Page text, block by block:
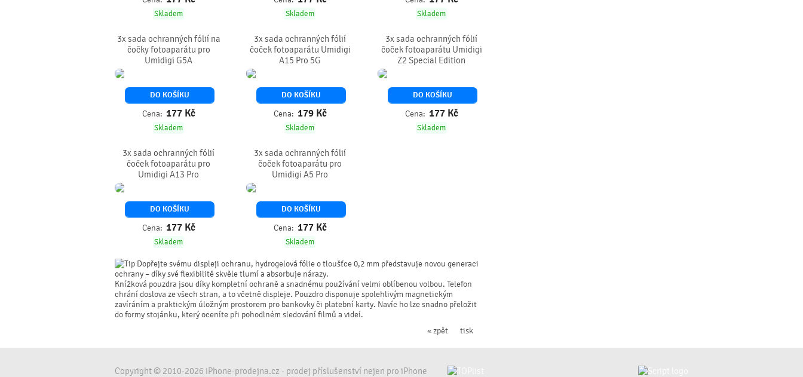
Skladem Skladem Skladem
3x sada ochranných fólií na
čočky fotoaparátu pro
Umidigi G5A
DO KOŠÍKU
Cena: 177 Kč
Skladem
3x sada ochranných fólií
čoček fotoaparátu Umidigi
A15 Pro 5G
DO KOŠÍKU
Cena: 179 Kč
Skladem
3x sada ochranných fólií
čoček fotoaparátu Umidigi
Z2 Special Edition
DO KOŠÍKU
Cena: 177 Kč
Skladem
3x sada ochranných fólií
čoček fotoaparátu pro
Umidigi A13 Pro
DO KOŠÍKU
Cena: 177 Kč
Skladem
3x sada ochranných fólií
čoček fotoaparátu pro
Umidigi A5 Pro
DO KOŠÍKU
Cena: 177 Kč
Skladem
Dopřejte svému displeji ochranu, hydrogelová fólie o tloušťce 0,2 mm představuje novou generaci
ochrany – díky své flexibilitě skvěle tlumí a absorbuje nárazy.
Knížková pouzdra jsou díky kompletní ochraně a snadnému používání velmi oblíbenou volbou. Telefon
chrání doslova ze všech stran, a to včetně displeje. Pouzdro disponuje spolehlivým magnetickým
zavíráním a praktickým úložným prostorem pro bankovky či platební karty. Navíc ho lze snadno přeložit
do formy stojánku, který oceníte při pohodlném sledování filmů a videí.
tisk
« zpět
Copyright © 2010-2026 iPhone-prodejna.cz - prodej příslušenství nejen pro iPhone